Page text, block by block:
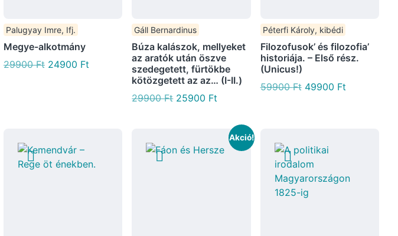
Palugyay Imre, Ifj.
Megye-alkotmány
29900Ft 24900 Ft
Gáll Bernardinus
Búza kalászok, mellyeket
az aratók után öszve
szedegetett, fürtökbe
kötözgetett az az… (I-II.)
29900Ft 25900 Ft
Péterfi Károly, kibédi
Filozofusok’ és filozofia’
historiája. – Első rész.
(Unicus!)
59900Ft 49900 Ft
Akció!